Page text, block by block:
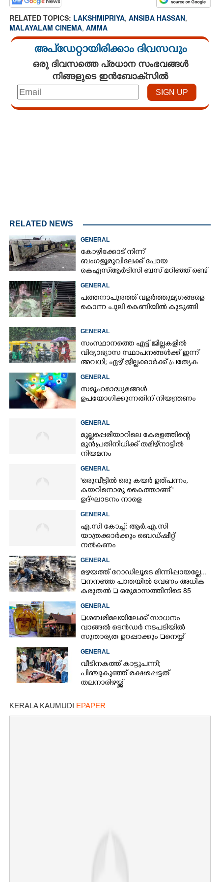
RELATED TOPICS: LAKSHMIPRIYA, ANSIBA HASSAN,
MALAYALAM CINEMA, AMMA
അപ്ഡേറ്റായിരിക്കാം ദിവസവും
ഒരു ദിവസത്തെ പ്രധാന സംഭവങ്ങൾ
നിങ്ങളുടെ ഇൻബോക്സിൽ
RELATED NEWS
GENERAL
കോഴിക്കോട് നിന്ന്
ബംഗളൂരുവിലേക്ക് പോയ
കെഎസ്‌ആർടിസി ബസ് മറിഞ്ഞ് രണ്ട്
മരണം; നിരവധിപേർ
ഗുരുതരാവസ്ഥയിൽ
GENERAL
പത്തനാപുരത്ത് വളർത്തുമൃഗങ്ങളെ
കൊന്ന പുലി കെണിയിൽ കുടുങ്ങി
GENERAL
സംസ്ഥാനത്തെ എട്ട് ജില്ലകളിൽ
വിദ്യാഭ്യാസ സ്ഥാപനങ്ങൾക്ക് ഇന്ന്
അവധി; ഏഴ് ജില്ലക്കാർക്ക് പ്രത്യേക
ജാഗ്രതാ മുന്നറിയിപ്പ്
GENERAL
സമൂഹമാദ്ധ്യമങ്ങൾ
ഉപയോഗിക്കുന്നതിന് നിയന്ത്രണം
GENERAL
മുല്ലപ്പെരിയാറിലെ കേരളത്തിന്റെ
മുൻപ്രതിനിധിക്ക് തമിഴ്നാട്ടിൽ
നിയമനം
GENERAL
'ഒരുവീട്ടിൽ ഒരു കയർ ഉത്പന്നം,
കയറിനൊരു കൈത്താങ്ങ് '
ഉദ്ഘാടനം നാളെ
GENERAL
എ.സി കോച്ച്: ആർ.എ.സി
യാത്രക്കാർക്കും ബെഡ്ഷീറ്റ്
നൽകണം
GENERAL
മഴയത്ത് റോഡിലൂടെ മിന്നിപ്പായല്ലേ...
നനഞ്ഞ പാതയിൽ വേണം അധിക
കരുതൽ  ഒരുമാസത്തിനിടെ 85
അപകടം
GENERAL
ശബരിമലയിലേക്ക് സാധനം
വാങ്ങൽ ടെൻ‌ഡർ നടപടിയിൽ
സുതാര്യത ഉറപ്പാക്കും നെയ്യ്
ക്രമക്കേടിൽ തുടരന്വേഷണം
GENERAL
വീടിനകത്ത് കാട്ടുപന്നി;
പിഞ്ചുകുഞ്ഞ് രക്ഷപ്പെട്ടത്
തലനാരിഴയ്ക്ക്
KERALA KAUMUDI EPAPER